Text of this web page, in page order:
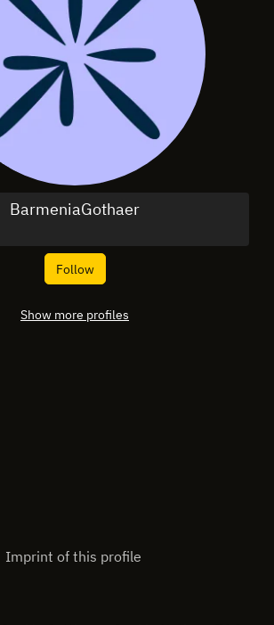
BarmeniaGothaer
Follow
Show more profiles
Imprint of this profile